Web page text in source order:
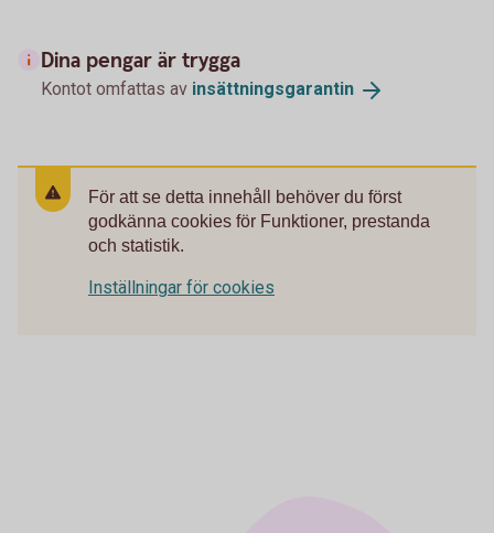
Dina pengar är trygga
Kontot omfattas av insättningsgarantin
För att se detta innehåll behöver du först
godkänna cookies för Funktioner, prestanda
och statistik.
Inställningar för cookies